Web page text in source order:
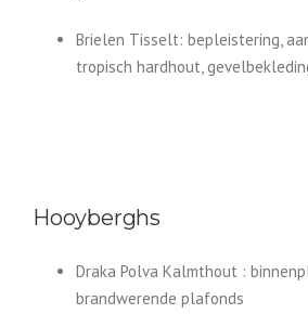
Brielen Tisselt: bepleistering,
tropisch hardhout,
Hooyberghs
Draka Polva Kalmthout :
brandwerende plafonds